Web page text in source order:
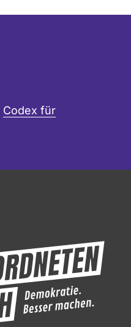
Codex für